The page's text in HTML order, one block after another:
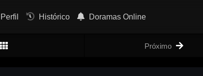
Histórico Doramas Online
Próximo